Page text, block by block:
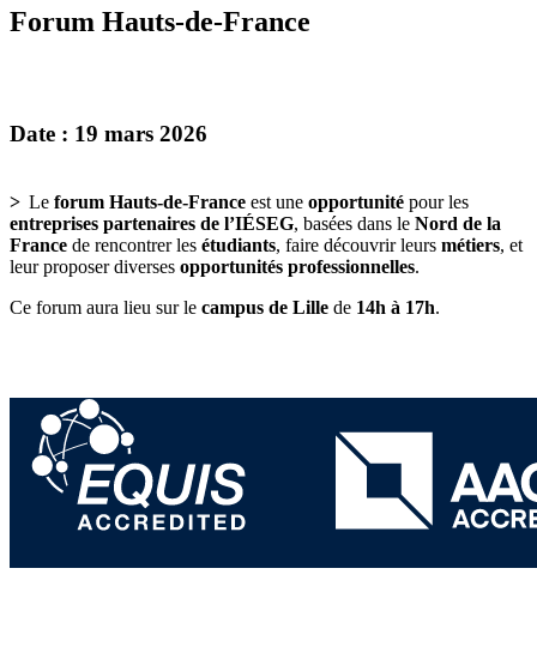
Forum Hauts-de-France
Date : 19 mars 2026
> Le forum Hauts-de-France est une opportunité pour les
entreprises partenaires de l’IÉSEG, basées dans le Nord de la
France de rencontrer les étudiants, faire découvrir leurs métiers, et
leur proposer diverses opportunités professionnelles.
Ce forum aura lieu sur le campus de Lille de 14h à 17h.